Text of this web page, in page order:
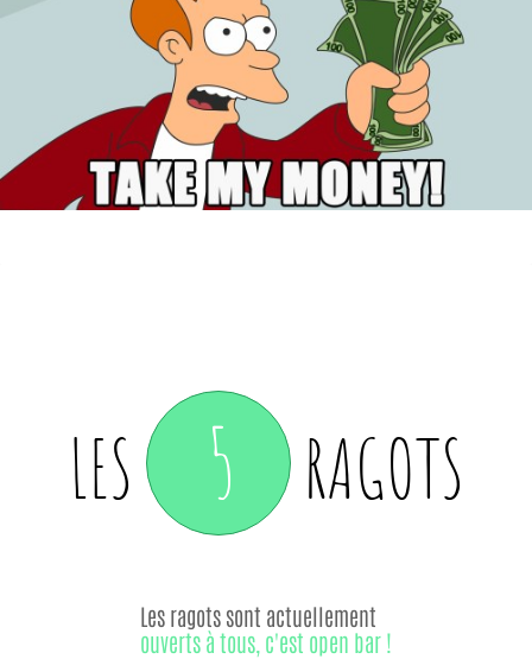
LES 5 RAGOTS
Les ragots sont actuellement
ouverts à tous, c'est open bar !